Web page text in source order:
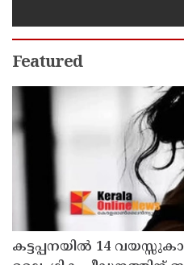
സ്വദേശി
Featured
കട്ടപ്പനയില്‍ 14